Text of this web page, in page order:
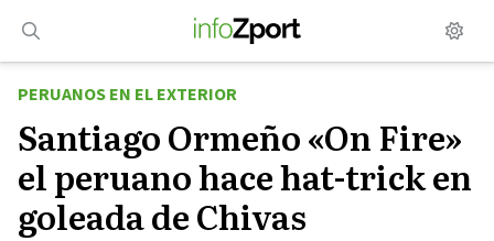
contenido
PERUANOS EN EL EXTERIOR
Santiago Ormeño «On Fire»
el peruano hace hat-trick en
goleada de Chivas